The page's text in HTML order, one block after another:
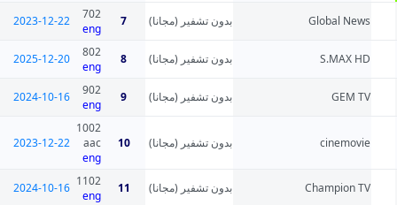
Global News
بدون تشفير (مجانا) 7
702
eng
2023-12-22
S.MAX HD بدون تشفير (مجانا) 8
802
eng
2025-12-20
GEM TV بدون تشفير (مجانا) 9
902
eng
2024-10-16
cinemovie بدون تشفير (مجانا) 10
1002
aac
eng
2023-12-22
Champion TV بدون تشفير (مجانا) 11
1102
eng
2024-10-16